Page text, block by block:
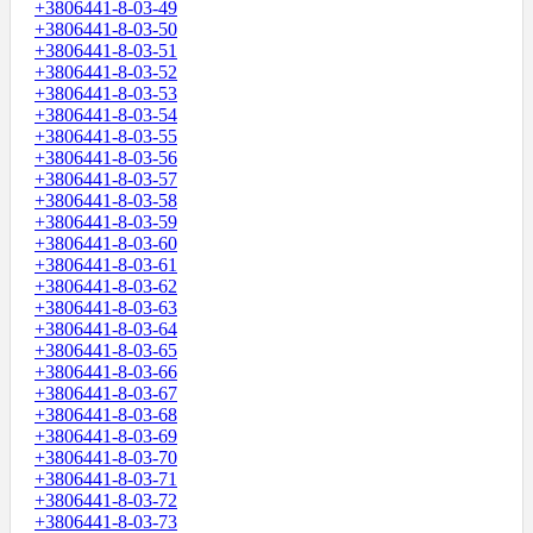
+3806441-8-03-49
+3806441-8-03-50
+3806441-8-03-51
+3806441-8-03-52
+3806441-8-03-53
+3806441-8-03-54
+3806441-8-03-55
+3806441-8-03-56
+3806441-8-03-57
+3806441-8-03-58
+3806441-8-03-59
+3806441-8-03-60
+3806441-8-03-61
+3806441-8-03-62
+3806441-8-03-63
+3806441-8-03-64
+3806441-8-03-65
+3806441-8-03-66
+3806441-8-03-67
+3806441-8-03-68
+3806441-8-03-69
+3806441-8-03-70
+3806441-8-03-71
+3806441-8-03-72
+3806441-8-03-73